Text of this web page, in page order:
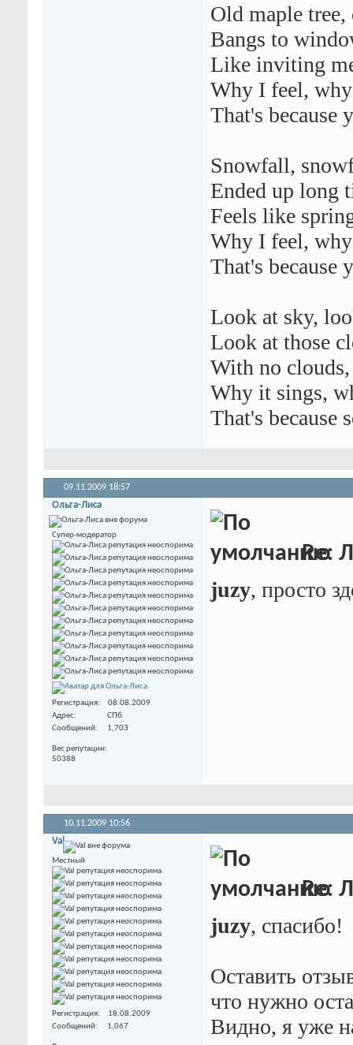
Old maple
Bangs to
Like inviting
Why I feel,
That's because
Snowfall,
Ended up long
Feels like
Why I feel,
That's because
Look at sky,
Look at those
With no
Why it sings,
That's because
09.11.2009 18:57
Ольга-Лиса
Супер-модератор
Регистрация
08.08.2009
Адрес
СПб
Сообщений
1,703
Вес репутации
50388
Re:
juzy, просто
10.11.2009 10:56
Val
Местный
Регистрация
18.08.2009
Сообщений
1,067
Re:
juzy, спасибо!
Оставить
что нужно
Видно, я уже